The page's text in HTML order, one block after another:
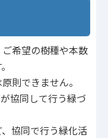
希望の樹種や本数
則できません。
協同して行う緑づ
協同で行う緑化活